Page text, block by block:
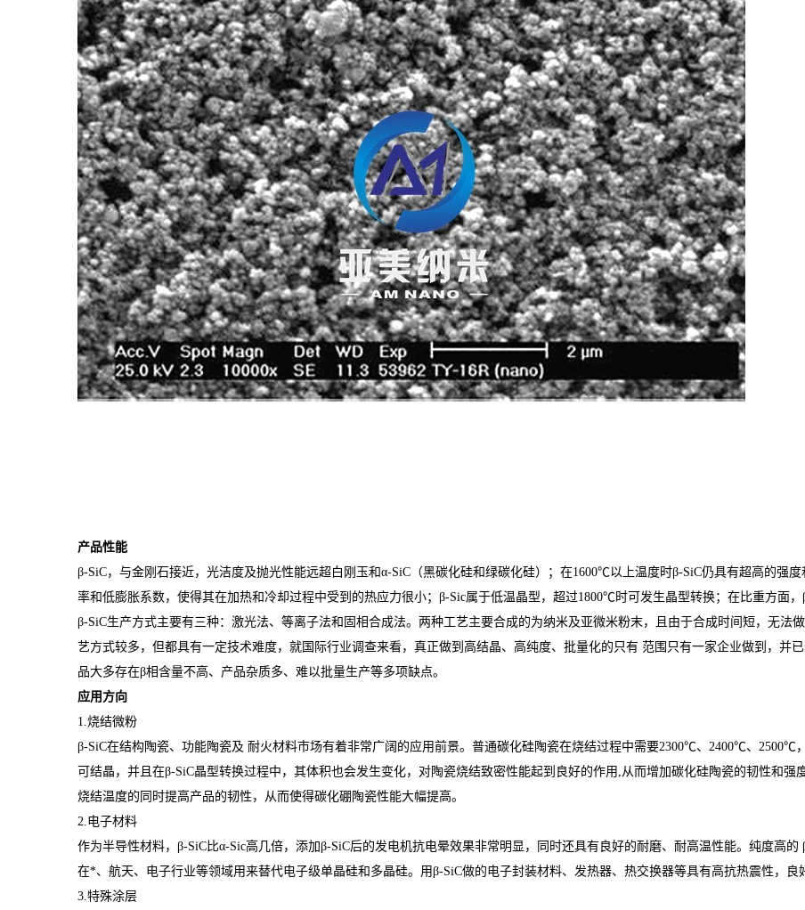
产品性能
β-SiC，与金刚石接近，光洁度及抛光性能远超白刚玉和α-SiC（黑碳化硅和绿碳化硅）；在1600℃以上温度时β-SiC仍具有超高的强
率和低膨胀系数，使得其在加热和冷却过程中受到的热应力很小；β-Sic属于低温晶型，超过1800℃时可发生晶型转换；在比重方面，
β-SiC生产方式主要有三种：激光法、等离子法和固相合成法。两种工艺主要合成的为纳米及亚微米粉末，且由于合成时间短，无法
艺方式较多，但都具有一定技术难度，就国际行业调查来看，真正做到高结晶、高纯度、批量化的只有 范围只有一家企业做到，并
品大多存在β相含量不高、产品杂质多、难以批量生产等多项缺点。
应用方向
1.烧结微粉
β-SiC在结构陶瓷、功能陶瓷及 耐火材料市场有着非常广阔的应用前景。普通碳化硅陶瓷在烧结过程中需要2300℃、2400℃、
可结晶，并且在β-SiC晶型转换过程中，其体积也会发生变化，对陶瓷烧结致密性能起到良好的作用,从而增加碳化硅陶瓷的韧性和强
烧结温度的同时提高产品的韧性，从而使得碳化硼陶瓷性能大幅提高。
2.电子材料
作为半导性材料，β-SiC比α-Sic高几倍，添加β-SiC后的发电机抗电晕效果非常明显，同时还具有良好的耐磨、耐高温性能。纯度高
在*、航天、电子行业等领域用来替代电子级单晶硅和多晶硅。用β-SiC做的电子封装材料、发热器、热交换器等具有高抗热震性，良
3.特殊涂层